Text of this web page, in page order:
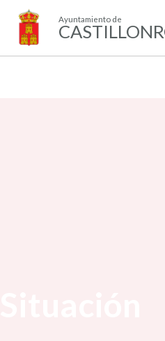
Ayuntamiento de